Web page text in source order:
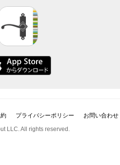
プライバシーポリシー
お問い合わせ
LLC. All rights reserved.